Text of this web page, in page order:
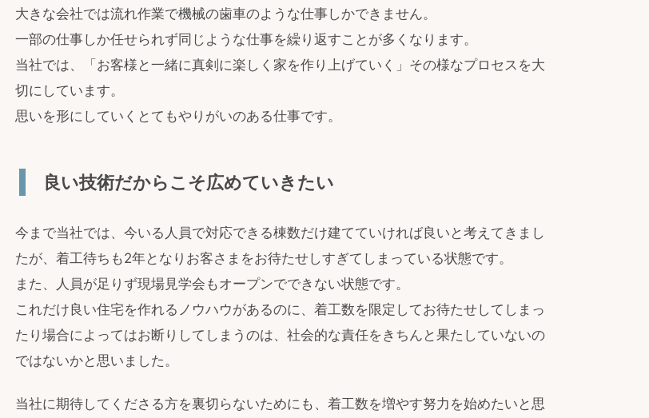
大きな会社では流れ作業で機械の歯車のような仕事しかできません。
一部の仕事しか任せられず同じような仕事を繰り返すことが多くなります。
当社では、「お客様と一緒に真剣に楽しく家を作り上げていく」その様なプロセスを大
切にしています。
思いを形にしていくとてもやりがいのある仕事です。
良い技術だからこそ広めていきたい
今まで当社では、今いる人員で対応できる棟数だけ建てていければ良いと考えてきまし
たが、着工待ちも2年となりお客さまをお待たせしすぎてしまっている状態です。
また、人員が足りず現場見学会もオープンでできない状態です。
これだけ良い住宅を作れるノウハウがあるのに、着工数を限定してお待たせしてしまっ
たり場合によってはお断りしてしまうのは、社会的な責任をきちんと果たしていないの
ではないかと思いました。
当社に期待してくださる方を裏切らないためにも、着工数を増やす努力を始めたいと思